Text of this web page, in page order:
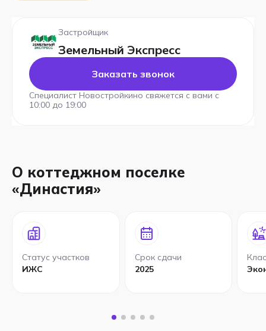
Застройщик
Земельный Экспресс
Заказать звонок
Специалист Новостройкино свяжется с вами с
10:00 до 19:00
О коттеджном поселке
«Династия»
Статус участков
ИЖС
Срок сдачи
2025